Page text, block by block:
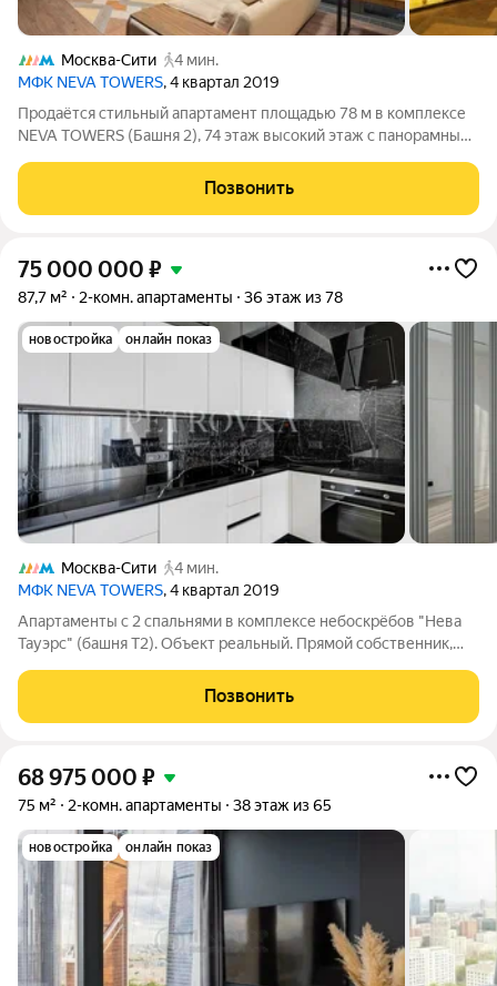
Москва-Сити
4 мин.
МФК NEVA TOWERS, 4 квартал 2019
Продаётся стильный апартамент площадью 78 м в комплексе
NEVA TOWERS (Башня 2), 74 этаж высокий этаж с панорамным
на исторический центр Москвы, Москву-реку. Особенно
Позвонить
75 000 000 ₽
87,7 м² 2-комн. апартаменты 36 этаж из 78
новостройка онлайн показ
Москва-Сити
4 мин.
МФК NEVA TOWERS, 4 квартал 2019
Апартаменты с 2 спальнями в комплексе небоскрёбов "Нева
Тауэрс" (башня Т2). Объект реальный. Прямой собственник,
быстрая сделка. Эксклюзив агентства "На Петровке".
Фотографии защищены авторским
Позвонить
68 975 000 ₽
75 м² 2-комн. апартаменты 38 этаж из 65
новостройка онлайн показ